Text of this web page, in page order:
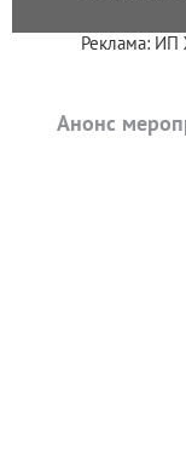
Реклама:
Анонс